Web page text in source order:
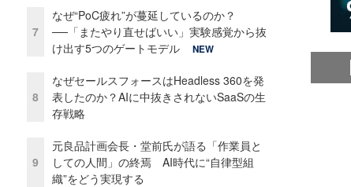
7
なぜ“PoC疲れ”が蔓延しているのか？
──「またやり直せばいい」実験感覚から抜
け出す5つのゲートモデル
NEW
8
なぜセールスフォースはHeadless 360を発
表したのか？AIに中抜きされないSaaSの生
存戦略
9
元良品計画会長・堂前氏が語る「作業員と
しての人間」の終焉 AI時代に“自律型組
織”をどう実現する